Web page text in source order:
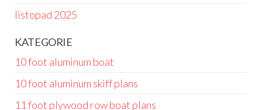
listopad 2025
KATEGORIE
10 foot aluminum boat
10 foot aluminum skiff plans
11 foot plywood row boat plans